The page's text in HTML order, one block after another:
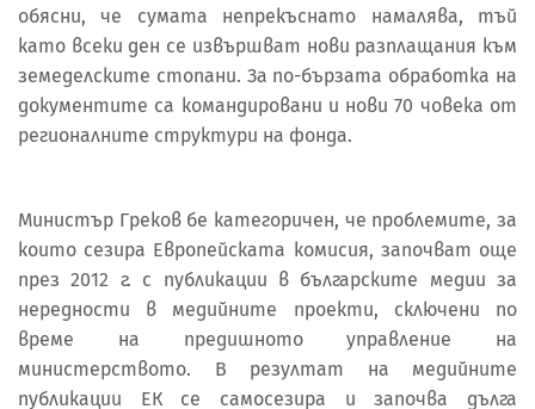
обясни, че сумата непрекъснато намалява, тъй
като всеки ден се извършват нови разплащания към
земеделските стопани. За по-бързата обработка на
документите са командировани и нови 70 човека от
регионалните структури на фонда.
Министър Греков бе категоричен, че проблемите, за
които сезира Европейската комисия, започват още
през 2012 г. с публикации в българските медии за
нередности в медийните проекти, сключени по
време на предишното управление на
министерството. В резултат на медийните
публикации ЕК се самосезира и започва дълга